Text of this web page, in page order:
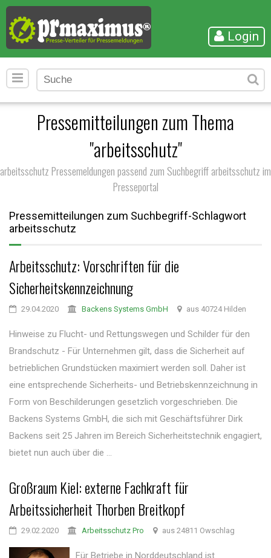
Login
Pressemitteilungen zum Thema
"arbeitsschutz"
arbeitsschutz Pressemeldungen passend zum Suchbegriff arbeitsschutz im
Presseportal
Pressemitteilungen zum Suchbegriff-Schlagwort
arbeitsschutz
Arbeitsschutz: Vorschriften für die
Sicherheitskennzeichnung
29.04.2020 Backens Systems GmbH aus 40724 Hilden
Hinweise zu Flucht- und Rettungswegen und Schilder für den
Brandschutz - Für Unternehmen gilt, dass die Sicherheit auf
betrieblichen Grundstücken maximiert werden soll. Daher ist
eine entsprechende Sicherheits- und Betriebskennzeichnung in
Form von Beschilderungen gesetzlich vorgeschrieben. Die
Backens Systems GmbH, die sich mit Geschäftsführer Dirk
Backens seit 25 Jahren im Bereich Sicherheitstechnik engagiert,
bietet nun auch über die ...
Großraum Kiel: externe Fachkraft für
Arbeitssicherheit Thorben Breitkopf
29.02.2020 Arbeitsschutz Pro aus 24811 Owschlag
Für Betriebe in Norddeutschland ist